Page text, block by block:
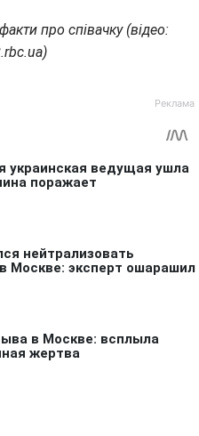
про співачку (відео: